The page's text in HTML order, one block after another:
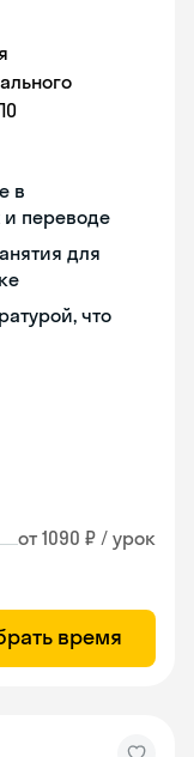
в
переводе
для
что
от 1090 ₽ / урок
время